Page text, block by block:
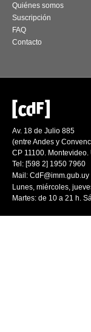
Quiénes somos
Suscripción
FAQ
Contacto
Av. 18 de Julio 885
(entre Andes y
CP 11100. Montevideo.
Tel: [598 2] 1950 7960
Mail: CdF@imm.gub.uy
Lunes, miércoles,
Martes: de 10 a 21 h.